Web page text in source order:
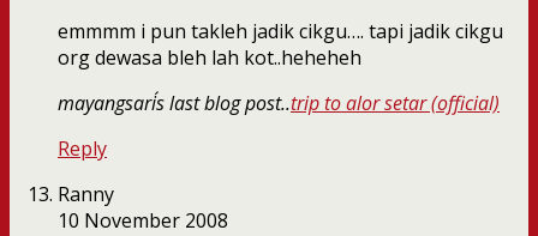
emmmm i pun takleh jadik cikgu…. tapi jadik cikgu
org dewasa bleh lah kot..heheheh
mayangsari´s last blog post..trip to alor setar (official)
Reply
Ranny
10 November 2008